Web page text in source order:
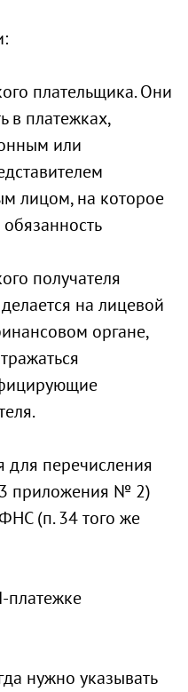
плательщика. Они
в платежках,
или
лицом, на которое
получателя
на лицевой
органе,
для перечисления
приложения № 2)
(п. 34 того же
платежке
нужно указывать